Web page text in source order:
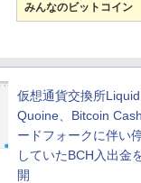
みんなのビットコイン
仮想通貨交換所
Quoine、Bitcoin
ードフォークに伴い
していたBCH入出金
開